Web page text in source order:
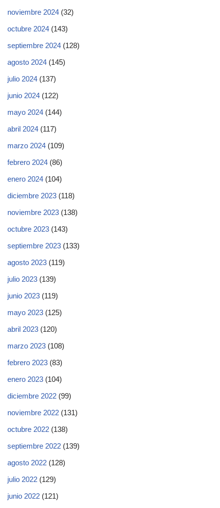
noviembre 2024 (32)
octubre 2024 (143)
septiembre 2024 (128)
agosto 2024 (145)
julio 2024 (137)
junio 2024 (122)
mayo 2024 (144)
abril 2024 (117)
marzo 2024 (109)
febrero 2024 (86)
enero 2024 (104)
diciembre 2023 (118)
noviembre 2023 (138)
octubre 2023 (143)
septiembre 2023 (133)
agosto 2023 (119)
julio 2023 (139)
junio 2023 (119)
mayo 2023 (125)
abril 2023 (120)
marzo 2023 (108)
febrero 2023 (83)
enero 2023 (104)
diciembre 2022 (99)
noviembre 2022 (131)
octubre 2022 (138)
septiembre 2022 (139)
agosto 2022 (128)
julio 2022 (129)
junio 2022 (121)